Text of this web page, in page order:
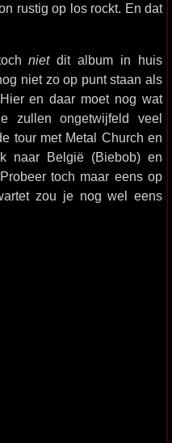
rustig op los rockt. En dat
nietdit album in huis
niet zo op punt staan als
en daar moet nog wat
zullen ongetwijfeld veel
tour met Metal Church en
naar België (Biebob) en
toch maar eens op
zou je nog wel eens